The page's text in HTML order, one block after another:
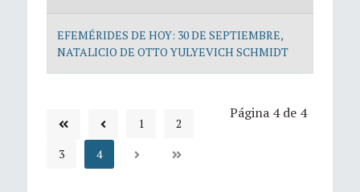
EFEMÉRIDES DE HOY: 30 DE SEPTIEMBRE,
NATALICIO DE OTTO YULYEVICH SCHMIDT
Página 4 de 4
1
2
3
4